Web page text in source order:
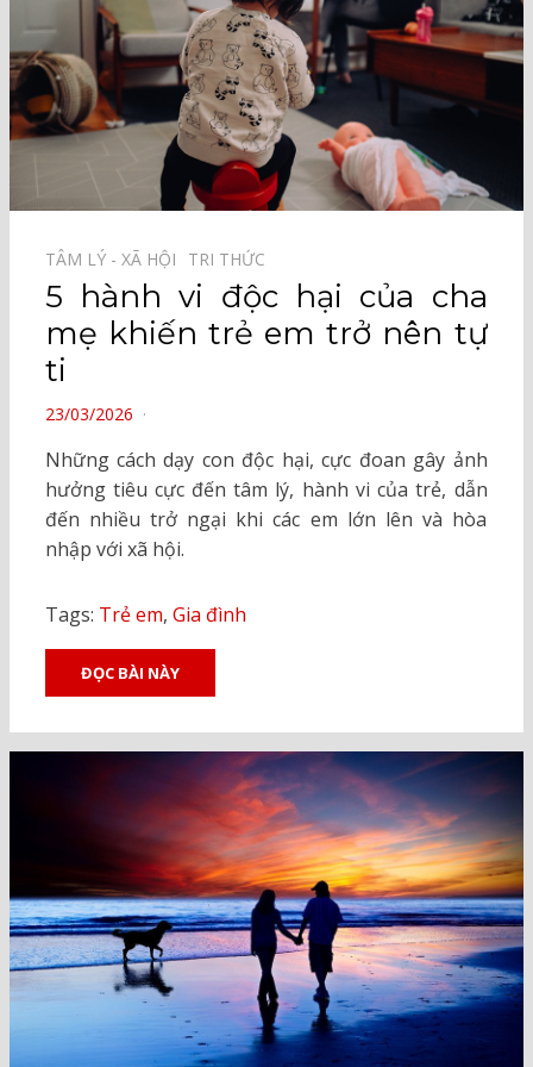
TÂM LÝ - XÃ HỘI⠀ TRI THỨC⠀
5 hành vi độc hại của cha
mẹ khiến trẻ em trở nên tự
ti
POSTED
23/03/2026
Những cách dạy con độc hại, cực đoan gây ảnh
hưởng tiêu cực đến tâm lý, hành vi của trẻ, dẫn
đến nhiều trở ngại khi các em lớn lên và hòa
nhập với xã hội.
Tags: Trẻ em, Gia đình
ĐỌC BÀI NÀY